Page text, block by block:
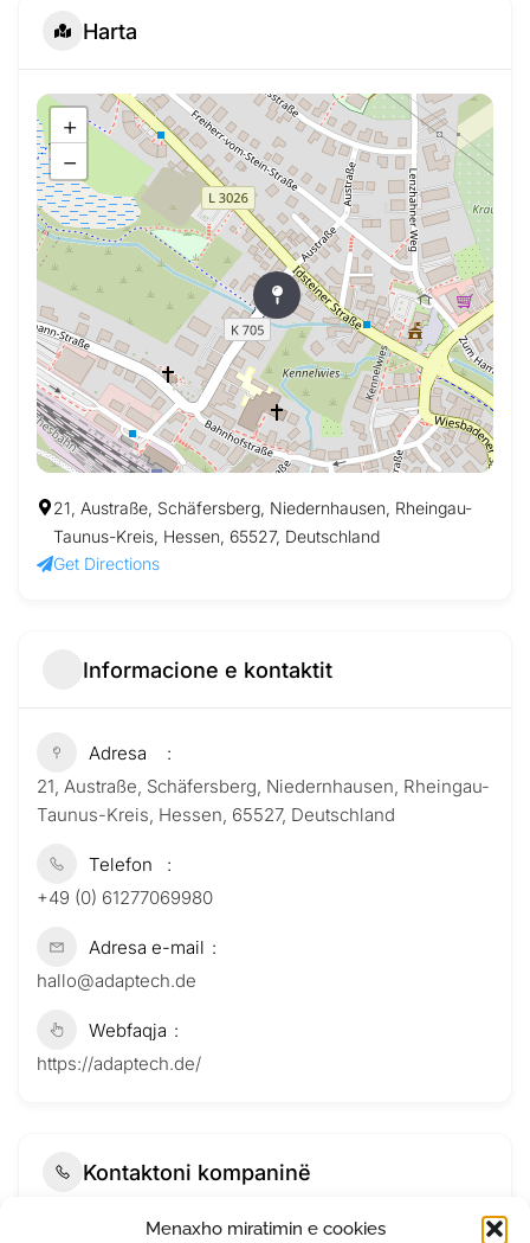
Menaxho miratimin e cookies
Harta
+
−
21, Austraße, Schäfersberg, Niedernhausen, Rheingau-
Taunus-Kreis, Hessen, 65527, Deutschland
Get Directions
Informacione e kontaktit
Adresa
21, Austraße, Schäfersberg, Niedernhausen, Rheingau-
Taunus-Kreis, Hessen, 65527, Deutschland
Telefon
+49 (0) 61277069980
Adresa e-mail
hallo@adaptech.de
Webfaqja
https://adaptech.de/
Kontaktoni kompaninë